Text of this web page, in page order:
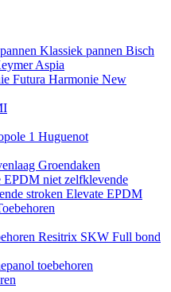
Klassiek pannen Bisch
Aspia
Futura Harmonie New
1 Huguenot
Groendaken
EPDM niet zelfklevende
stroken Elevate EPDM
Resitrix SKW Full bond
toebehoren